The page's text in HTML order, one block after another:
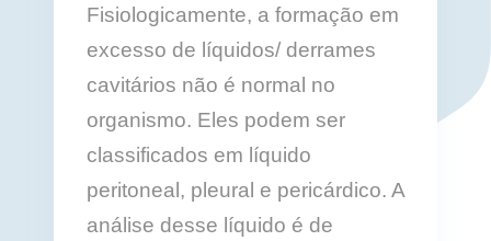
Fisiologicamente, a formação em
excesso de líquidos/ derrames
cavitários não é normal no
organismo. Eles podem ser
classificados em líquido
peritoneal, pleural e pericárdico. A
análise desse líquido é de